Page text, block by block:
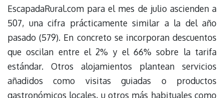
EscapadaRural.com para el mes de julio ascienden a
507, una cifra prácticamente similar a la del año
pasado (579). En concreto se incorporan descuentos
que oscilan entre el 2% y el 66% sobre la tarifa
estándar. Otros alojamientos plantean servicios
añadidos como visitas guiadas o productos
gastronómicos locales, u otros más habituales como